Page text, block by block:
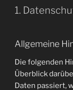
1.
Allgemeine
Die folgenden
Überblick
Daten passiert,